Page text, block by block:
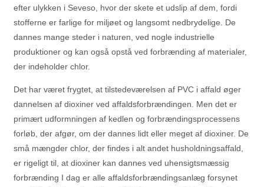
efter ulykken i Seveso, hvor der skete et udslip af dem, fordi
stofferne er farlige for miljøet og langsomt nedbrydelige. De
dannes mange steder i naturen, ved nogle industrielle
produktioner og kan også opstå ved forbrænding af materialer,
der indeholder chlor.
Det har været frygtet, at tilstedeværelsen af PVC i affald øger
dannelsen af dioxiner ved affaldsforbrændingen. Men det er
primært udformningen af kedlen og forbrændingsprocessens
forløb, der afgør, om der dannes lidt eller meget af dioxiner. De
små mængder chlor, der findes i alt andet husholdningsaffald,
er rigeligt til, at dioxiner kan dannes ved uhensigtsmæssig
forbrænding I dag er alle affaldsforbrændingsanlæg forsynet